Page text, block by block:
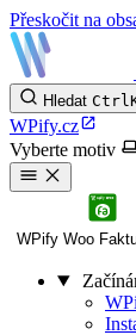
Přeskočit na
Hledat Ctrl
WPify.cz
Vyberte motiv
WPify Woo